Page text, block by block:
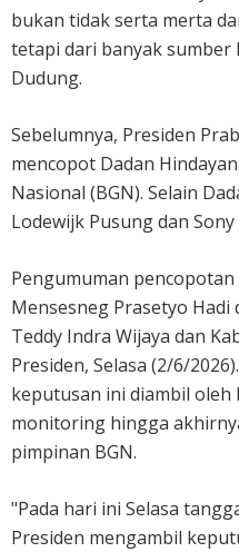
bukan tidak serta merta
tetapi dari banyak sumber
Dudung.
Sebelumnya, Presiden
mencopot Dadan
Nasional (BGN). Selain
Lodewijk Pusung dan
Pengumuman
Mensesneg Prasetyo Hadi
Teddy Indra Wijaya dan
Presiden, Selasa (2/6/
keputusan ini diambil oleh
monitoring hingga
pimpinan BGN.
"Pada hari ini Selasa
Presiden mengambil